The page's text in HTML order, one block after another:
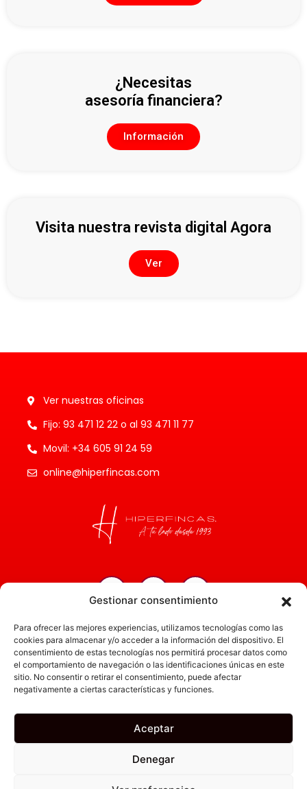
Gestionar consentimiento
Para ofrecer las mejores experiencias, utilizamos tecnologías como las
cookies para almacenar y/o acceder a la información del dispositivo. El
consentimiento de estas tecnologías nos permitirá procesar datos como
el comportamiento de navegación o las identificaciones únicas en este
sitio. No consentir o retirar el consentimiento, puede afectar
negativamente a ciertas características y funciones.
Aceptar
Denegar
¿Necesitas
asesoría financiera?
Información
Visita nuestra revista digital Agora
Ver
Ver nuestras oficinas
Fijo: 93 471 12 22 o al 93 471 11 77
Movil: +34 605 91 24 59
online@hiperfincas.com
Servicios
Administración
Actualidad
Empresa
Política de Privacidad